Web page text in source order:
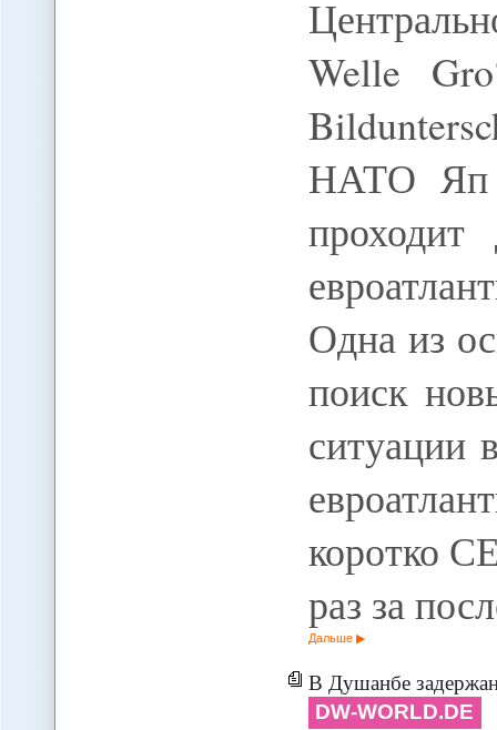
Welle
НАТО Яп
Одна из
поиск
ситуации
коротко
раз за
Дальше
В Душанбе
DW-WORLD.DE